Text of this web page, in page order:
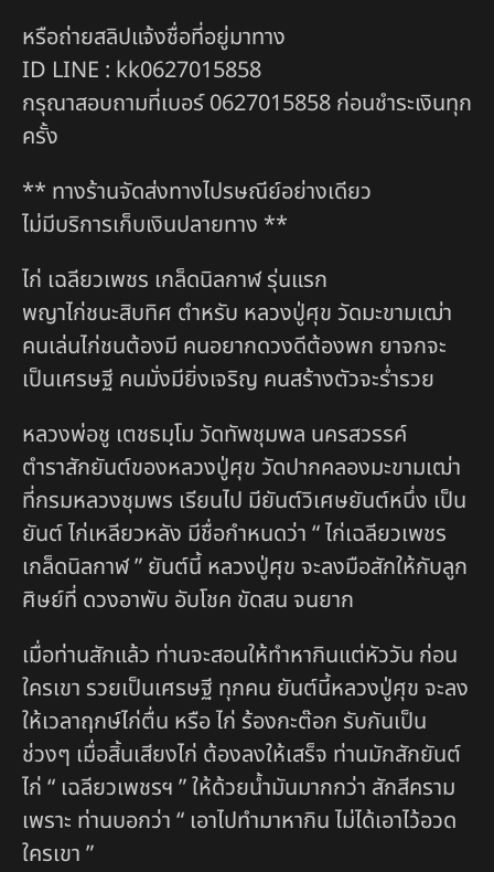
หรือถ่ายสลิปแจ้งชื่อที่อยู่มาทาง
ID LINE : kk0627015858
กรุณาสอบถามที่เบอร์ 0627015858 ก่อนชำระเงินทุก
ครั้ง
** ทางร้านจัดส่งทางไปรษณีย์อย่างเดียว
ไม่มีบริการเก็บเงินปลายทาง **
ไก่ เฉลียวเพชร เกล็ดนิลกาฬ รุ่นแรก
พญาไก่ชนะสิบทิศ ตำหรับ หลวงปู่ศุข วัดมะขามเฒ่า
คนเล่นไก่ชนต้องมี คนอยากดวงดีต้องพก ยาจกจะ
เป็นเศรษฐี คนมั่งมียิ่งเจริญ คนสร้างตัวจะร่ำรวย
หลวงพ่อชู เตชธมฺโม วัดทัพชุมพล นครสวรรค์
ตำราสักยันต์ของหลวงปู่ศุข วัดปากคลองมะขามเฒ่า
ที่กรมหลวงชุมพร เรียนไป มียันต์วิเศษยันต์หนึ่ง เป็น
ยันต์ ไก่เหลียวหลัง มีชื่อกำหนดว่า “ ไก่เฉลียวเพชร
เกล็ดนิลกาฬ ” ยันต์นี้ หลวงปู่ศุข จะลงมือสักให้กับลูก
ศิษย์ที่ ดวงอาพับ อับโชค ขัดสน จนยาก
เมื่อท่านสักแล้ว ท่านจะสอนให้ทำหากินแต่หัววัน ก่อน
ใครเขา รวยเป็นเศรษฐี ทุกคน ยันต์นี้หลวงปู่ศุข จะลง
ให้เวลาฤกษ์ไก่ตื่น หรือ ไก่ ร้องกะต๊อก รับกันเป็น
ช่วงๆ เมื่อสิ้นเสียงไก่ ต้องลงให้เสร็จ ท่านมักสักยันต์
ไก่ “ เฉลียวเพชรฯ ” ให้ด้วยน้ำมันมากกว่า สักสีคราม
เพราะ ท่านบอกว่า “ เอาไปทำมาหากิน ไม่ได้เอาไว้อวด
ใครเขา ”